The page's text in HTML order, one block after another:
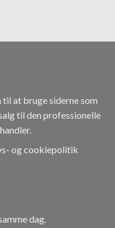
at bruge siderne som
til den professionelle
og cookiepolitik
dag.